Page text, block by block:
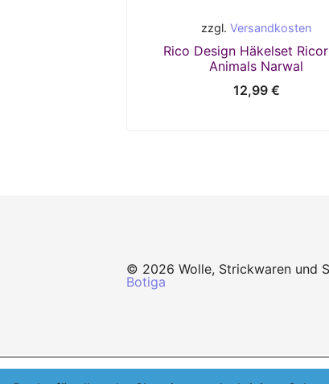
zzgl.Versandkosten
Rico Design Häkelset
Animals Narwal
12,99 €
© 2026 Wolle, Strickwaren und
Botiga